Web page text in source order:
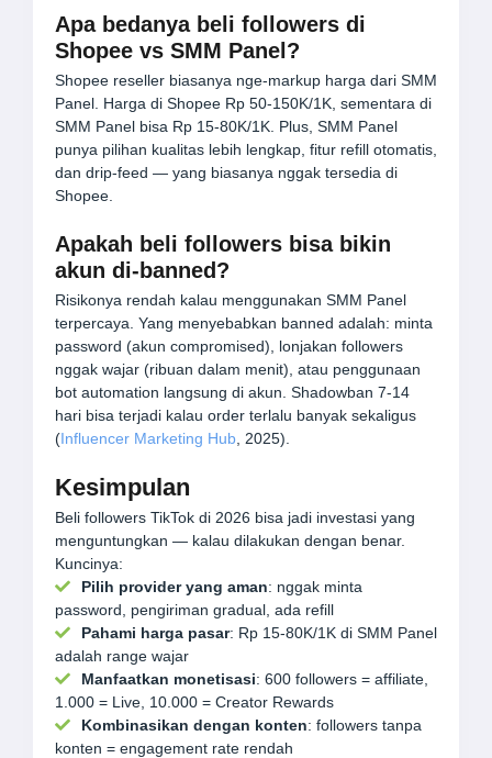
Apa bedanya beli followers di
Shopee vs SMM Panel?
Shopee reseller biasanya nge-markup harga dari SMM
Panel. Harga di Shopee Rp 50-150K/1K, sementara di
SMM Panel bisa Rp 15-80K/1K. Plus, SMM Panel
punya pilihan kualitas lebih lengkap, fitur refill otomatis,
dan drip-feed — yang biasanya nggak tersedia di
Shopee.
Apakah beli followers bisa bikin
akun di-banned?
Risikonya rendah kalau menggunakan SMM Panel
terpercaya. Yang menyebabkan banned adalah: minta
password (akun compromised), lonjakan followers
nggak wajar (ribuan dalam menit), atau penggunaan
bot automation langsung di akun. Shadowban 7-14
hari bisa terjadi kalau order terlalu banyak sekaligus
(Influencer Marketing Hub , 2025).
Kesimpulan
Beli followers TikTok di 2026 bisa jadi investasi yang
menguntungkan — kalau dilakukan dengan benar.
Kuncinya:
Pilih provider yang aman: nggak minta
password, pengiriman gradual, ada refill
Pahami harga pasar: Rp 15-80K/1K di SMM Panel
adalah range wajar
Manfaatkan monetisasi: 600 followers = affiliate,
1.000 = Live, 10.000 = Creator Rewards
Kombinasikan dengan konten: followers tanpa
konten = engagement rate rendah